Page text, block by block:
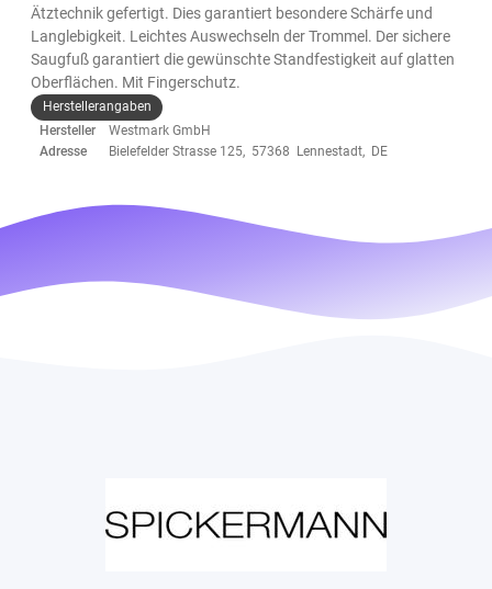
Ätztechnik gefertigt. Dies garantiert besondere Schärfe und
Langlebigkeit. Leichtes Auswechseln der Trommel. Der sichere
Saugfuß garantiert die gewünschte Standfestigkeit auf glatten
Oberflächen. Mit Fingerschutz.
Herstellerangaben
Hersteller
Westmark GmbH
Adresse
Bielefelder Strasse 125, 57368 Lennestadt, DE